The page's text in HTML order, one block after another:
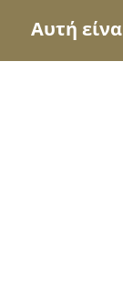
Αυτή